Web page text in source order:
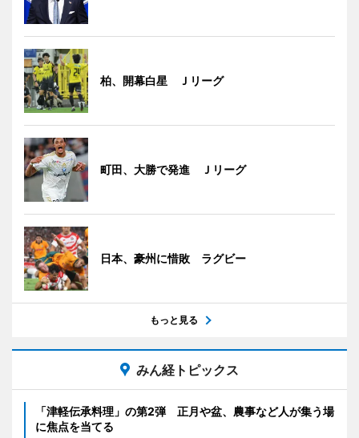
柏、開幕白星 Ｊリーグ
町田、大勝で発進 Ｊリーグ
日本、豪州に惜敗 ラグビー
もっと見る
みん経トピックス
「津軽伝承料理」の第2弾 正月や盆、農事など人が集う場
に焦点を当てる